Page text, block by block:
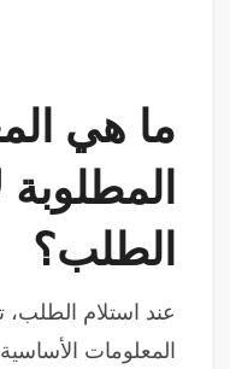
ما هي
المطلوبة
الطلب؟
عند استلام
المعلومات